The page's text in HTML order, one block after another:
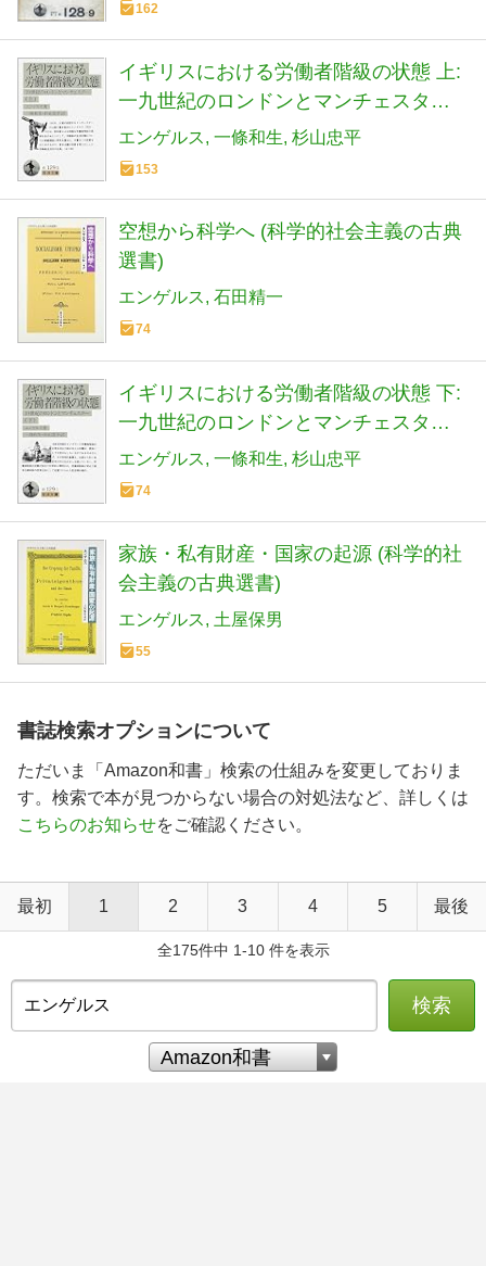
162
イギリスにおける労働者階級の状態 上:
一九世紀のロンドンとマンチェスター
(岩波文庫 白 129)
エンゲルス 一條和生 杉山忠平
153
空想から科学へ (科学的社会主義の古典
選書)
エンゲルス 石田精一
74
イギリスにおける労働者階級の状態 下:
一九世紀のロンドンとマンチェスター
(岩波文庫 白 129-1)
エンゲルス 一條和生 杉山忠平
74
家族・私有財産・国家の起源 (科学的社
会主義の古典選書)
エンゲルス 土屋保男
55
書誌検索オプションについて
ただいま「Amazon和書」検索の仕組みを変更しておりま
す。検索で本が見つからない場合の対処法など、詳しくは
こちらのお知らせをご確認ください。
最初 1 2 3 4 5 最後
全175件中 1-10 件を表示
検索